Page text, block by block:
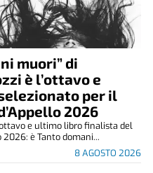
muori” di
è l’ottavo e
per il
2026
8 AGOSTO 2026
e ultimo libro finalista del
2026: è Tanto domani...